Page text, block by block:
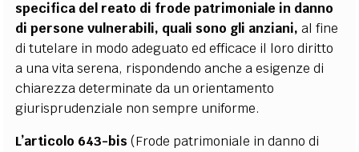
specifica del reato di frode patrimoniale in danno
di persone vulnerabili, quali sono gli anziani, al fine
di tutelare in modo adeguato ed efficace il loro diritto
a una vita serena, rispondendo anche a esigenze di
chiarezza determinate da un orientamento
giurisprudenziale non sempre uniforme.
L’articolo 643-bis (Frode patrimoniale in danno di